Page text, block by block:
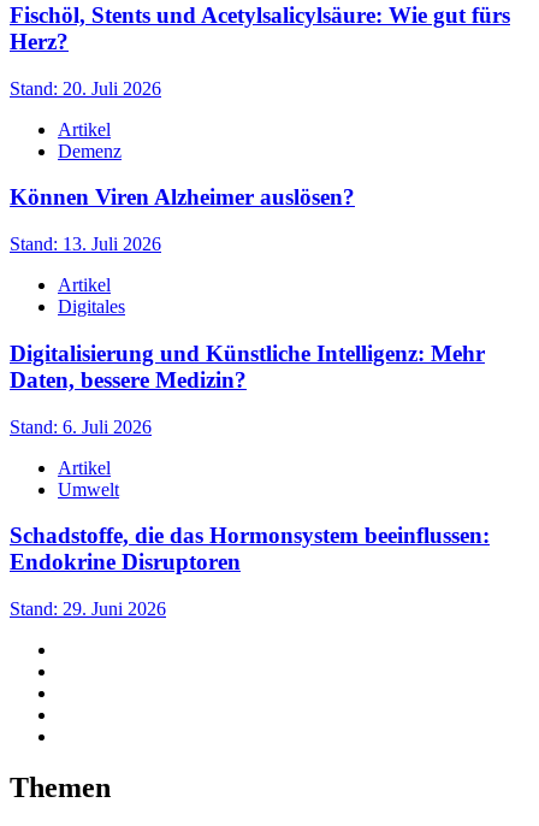
Fischöl, Stents und Acetylsalicylsäure: Wie gut fürs
Herz?
Stand: 20. Juli 2026
Artikel
Demenz
Können Viren Alzheimer auslösen?
Stand: 13. Juli 2026
Artikel
Digitales
Digitalisierung und Künstliche Intelligenz: Mehr
Daten, bessere Medizin?
Stand: 6. Juli 2026
Artikel
Umwelt
Schadstoffe, die das Hormonsystem beeinflussen:
Endokrine Disruptoren
Stand: 29. Juni 2026
Themen